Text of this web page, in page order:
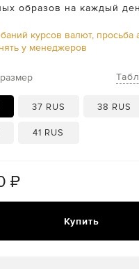
образов на каждый
курсов валют, просьба
у менеджеров
37 RUS 38 RUS
41 RUS
₽
Купить